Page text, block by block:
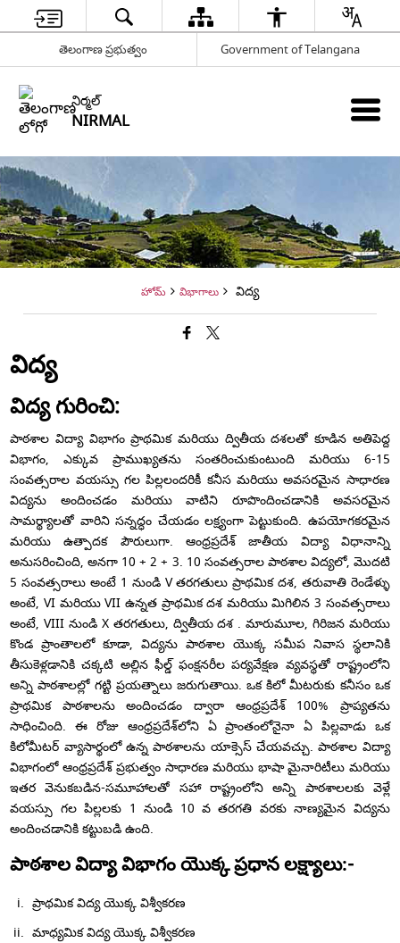
తెలంగాణ ప్రభుత్వం Government of Telangana
నిర్మల్
NIRMAL
హోమ్ విభాగాలు విద్య
విద్య
విద్య గురించి:
పాఠశాల విద్యా విభాగం ప్రాథమిక మరియు ద్వితీయ దశలతో కూడిన అతిపెద్ద
విభాగం, ఎక్కువ ప్రాముఖ్యతను సంతరించుకుంటుంది మరియు 6-15
సంవత్సరాల వయస్సు గల పిల్లలందరికీ కనీస మరియు అవసరమైన సాధారణ
విద్యను అందించడం మరియు వాటిని రూపొందించడానికి అవసరమైన
సామర్థ్యాలతో వారిని సన్నద్ధం చేయడం లక్ష్యంగా పెట్టుకుంది. ఉపయోగకరమైన
మరియు ఉత్పాదక పౌరులుగా. ఆంధ్రప్రదేశ్ జాతీయ విద్యా విధానాన్ని
అనుసరించింది, అనగా 10 + 2 + 3. 10 సంవత్సరాల పాఠశాల విద్యలో, మొదటి
5 సంవత్సరాలు అంటే 1 నుండి V తరగతులు ప్రాథమిక దశ, తరువాతి రెండేళ్ళు
అంటే, VI మరియు VII ఉన్నత ప్రాథమిక దశ మరియు మిగిలిన 3 సంవత్సరాలు
అంటే, VIII నుండి X తరగతులు, ద్వితీయ దశ . మారుమూల, గిరిజన మరియు
కొండ ప్రాంతాలలో కూడా, విద్యను పాఠశాల యొక్క సమీప నివాస స్థలానికి
తీసుకెళ్లడానికి చక్కటి అల్లిన ఫీల్డ్ ఫంక్షనరీల పర్యవేక్షణ వ్యవస్థతో రాష్ట్రంలోని
అన్ని పాఠశాలల్లో గట్టి ప్రయత్నాలు జరుగుతాయి. ఒక కిలో మీటరుకు కనీసం ఒక
ప్రాథమిక పాఠశాలను అందించడం ద్వారా ఆంధ్రప్రదేశ్ 100% ప్రాప్యతను
సాధించింది. ఈ రోజు ఆంధ్రప్రదేశ్‌లోని ఏ ప్రాంతంలోనైనా ఏ పిల్లవాడు ఒక
కిలోమీటర్ వ్యాసార్థంలో ఉన్న పాఠశాలను యాక్సెస్ చేయవచ్చు. పాఠశాల విద్యా
విభాగంలో ఆంధ్రప్రదేశ్ ప్రభుత్వం సాధారణ మరియు భాషా మైనారిటీలు మరియు
ఇతర వెనుకబడిన-సమూహాలతో సహా రాష్ట్రంలోని అన్ని పాఠశాలలకు వెళ్లే
వయస్సు గల పిల్లలకు 1 నుండి 10 వ తరగతి వరకు నాణ్యమైన విద్యను
అందించడానికి కట్టుబడి ఉంది.
పాఠశాల విద్యా విభాగం యొక్క ప్రధాన లక్ష్యాలు:-
ప్రాథమిక విద్య యొక్క విశ్వీకరణ
మాధ్యమిక విద్య యొక్క విశ్వీకరణ